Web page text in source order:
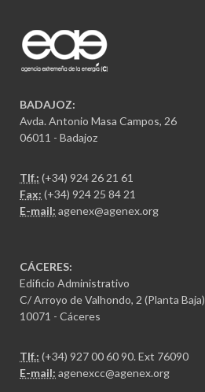
BADAJOZ:
Avda. Antonio Masa Campos, 26
06011 - Badajoz
Tlf.: (+34) 924 26 21 61
Fax: (+34) 924 25 84 21
E-mail: agenex@agenex.org
CÁCERES:
Edificio Administrativo
C/ Arroyo de Valhondo, 2 (Planta Baja)
10071 - Cáceres
Tlf.: (+34) 927 00 60 90. Ext 76090
E-mail: agenexcc@agenex.org